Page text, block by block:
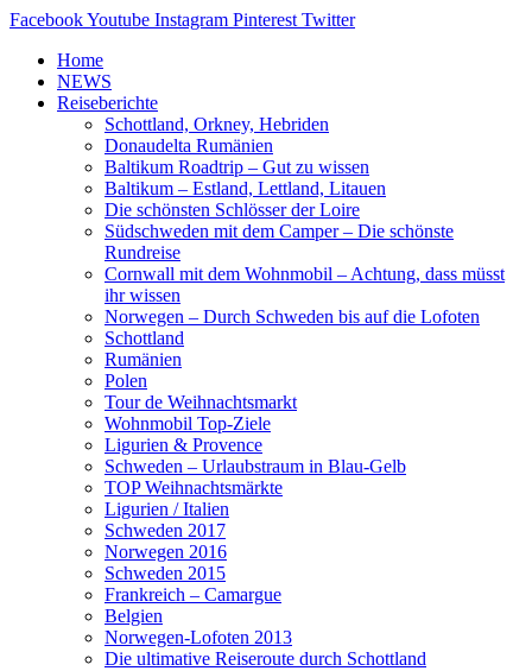
FacebookYoutube Instagram Pinterest Twitter
Home
NEWS
Reiseberichte
Schottland, Orkney, Hebriden
Donaudelta Rumänien
Baltikum Roadtrip – Gut zu wissen
Baltikum – Estland, Lettland, Litauen
Die schönsten Schlösser der Loire
Südschweden mit dem Camper – Die schönste
Rundreise
Cornwall mit dem Wohnmobil – Achtung, dass müsst
ihr wissen
Norwegen – Durch Schweden bis auf die Lofoten
Schottland
Rumänien
Polen
Tour de Weihnachtsmarkt
Wohnmobil Top-Ziele
Ligurien & Provence
Schweden – Urlaubstraum in Blau-Gelb
TOP Weihnachtsmärkte
Ligurien / Italien
Schweden 2017
Norwegen 2016
Schweden 2015
Frankreich – Camargue
Belgien
Norwegen-Lofoten 2013
Die ultimative Reiseroute durch Schottland